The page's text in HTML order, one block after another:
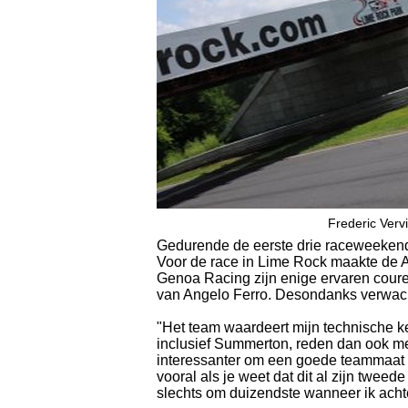
Frederic
Gedurende de eerste drie
Voor de race in Lime Rock maakte de
Genoa Racing zijn enige ervaren
van Angelo Ferro. Desondanks
"Het team waardeert mijn technische
inclusief Summerton, reden dan ook
interessanter om een goede
vooral als je weet dat dit al zijn
slechts om duizendste wanneer ik